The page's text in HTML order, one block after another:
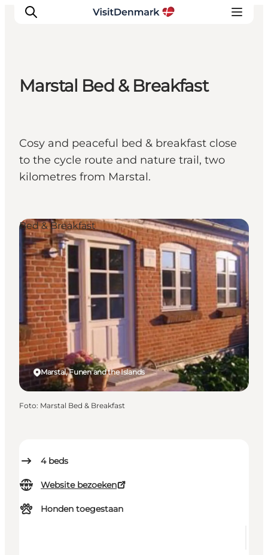
Wat te doen
Accommodaties
Plan je reis
Marstal Bed & Breakfast
Cosy and peaceful bed & breakfast close
to the cycle route and nature trail, two
kilometres from Marstal.
4 beds
Website bezoeken
Honden toegestaan
Marstal, Funen and the Islands
Bed & Breakfast
Foto: Marstal Bed & Breakfast